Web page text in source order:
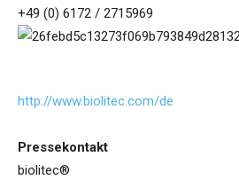
+49 (0) 6172 / 2715969
http://www.biolitec.com/de
Pressekontakt
biolitec®